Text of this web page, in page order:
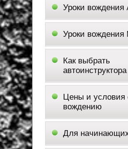
Уроки
Уроки
Как выбрать
автоинструктора
Цены и условия
вождению
Для